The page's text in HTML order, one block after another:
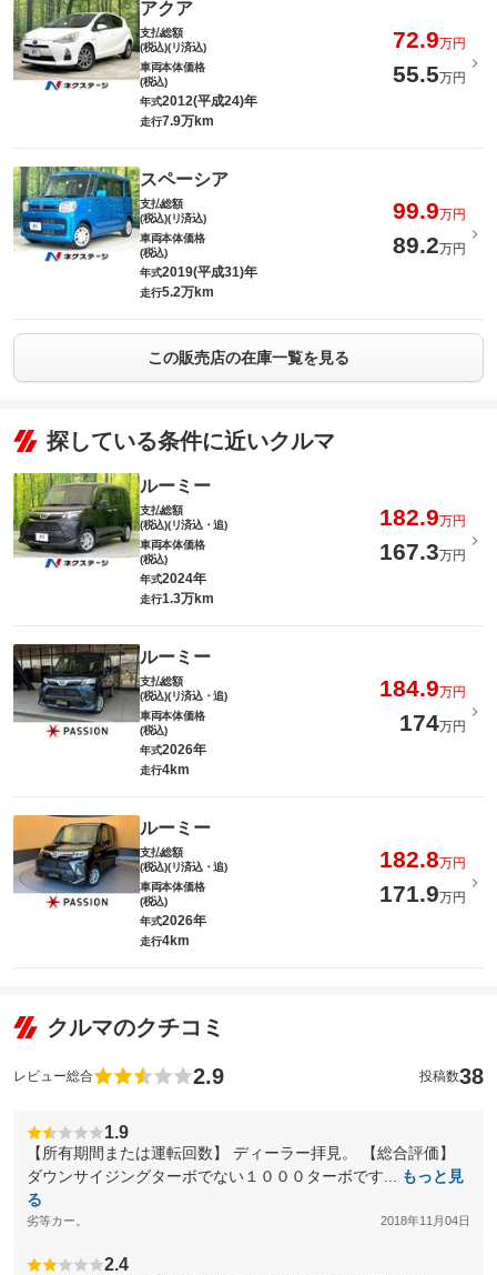
アクア
支払総額
(税込)(リ済込)
72.9万円
車両本体価格
(税込)
55.5万円
年式2012(平成24)年
走行7.9万km
スペーシア
支払総額
(税込)(リ済込)
99.9万円
車両本体価格
(税込)
89.2万円
年式2019(平成31)年
走行5.2万km
この販売店の在庫一覧を見る
探している条件に近いクルマ
ルーミー
支払総額
(税込)(リ済込・追)
182.9万円
車両本体価格
(税込)
167.3万円
年式2024年
走行1.3万km
ルーミー
支払総額
(税込)(リ済込・追)
184.9万円
車両本体価格
(税込)
174万円
年式2026年
走行4km
ルーミー
支払総額
(税込)(リ済込・追)
182.8万円
車両本体価格
(税込)
171.9万円
年式2026年
走行4km
クルマのクチコミ
レビュー総合 2.9 投稿数38
1.9
【所有期間または運転回数】 ディーラー拝見。 【総合評価】
ダウンサイジングターボでない１０００ターボです...
もっと見
る
劣等カー。 2018年11月04日
2.4